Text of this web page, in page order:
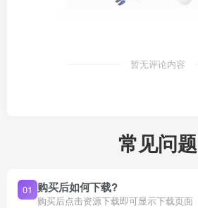
暂无评论内容
常见问题
01 购买后如何下载?
购买后点击资源下载即可显示下载页面